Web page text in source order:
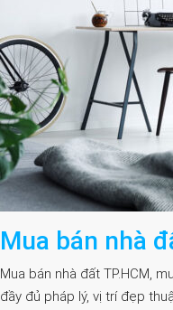
Mua bán nhà
Mua bán nhà đất TP.HCM,
đầy đủ pháp lý, vị trí đẹp